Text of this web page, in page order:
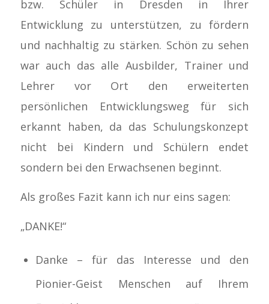
bzw. Schüler in Dresden in Ihrer
Entwicklung zu unterstützen, zu fördern
und nachhaltig zu stärken. Schön zu sehen
war auch das alle Ausbilder, Trainer und
Lehrer vor Ort den erweiterten
persönlichen Entwicklungsweg für sich
erkannt haben, da das Schulungskonzept
nicht bei Kindern und Schülern endet
sondern bei den Erwachsenen beginnt.
Als großes Fazit kann ich nur eins sagen:
„DANKE!“
Danke – für das Interesse und den
Pionier-Geist Menschen auf Ihrem